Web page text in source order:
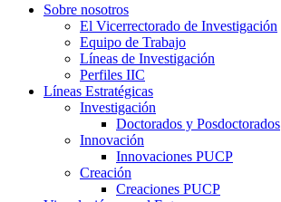
Sobre nosotros
El Vicerrectorado de Investigación
Equipo de Trabajo
Líneas de Investigación
Perfiles IIC
Líneas Estratégicas
Investigación
Doctorados y Posdoctorados
Innovación
Innovaciones PUCP
Creación
Creaciones PUCP